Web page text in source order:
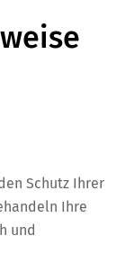
Schutz Ihrer
Ihre
und